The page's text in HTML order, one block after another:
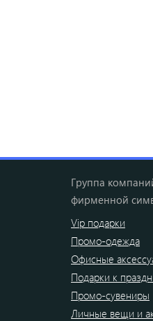
Группа
фирменной
Vip подарки
Промо-одежда
Офисные
Подарки к
Промо-сувениры
Личные вещи и